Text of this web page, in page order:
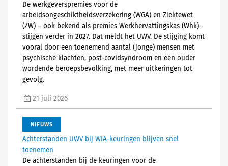
De werkgeverspremies voor de
arbeidsongeschiktheidsverzekering (WGA) en Ziektewet
(ZW) – ook bekend als premies Werkhervattingskas (Whk) -
stijgen verder in 2027. Dat meldt het UWV. De stijging komt
vooral door een toenemend aantal (jonge) mensen met
psychische klachten, post-covidsyndroom en een ouder
wordende beroepsbevolking, met meer uitkeringen tot
gevolg.
21 juli 2026
NIEUWS
Achterstanden UWV bij WIA-keuringen blijven snel
toenemen
De achterstanden bij de keuringen voor de